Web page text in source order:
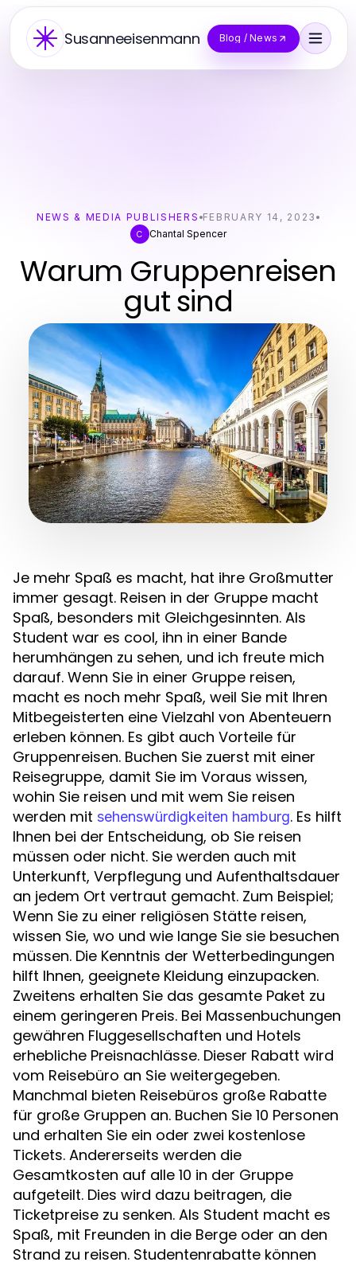
Susanneeisenmann Blog / News
NEWS & MEDIA PUBLISHERS FEBRUARY 14, 2023
C Chantal Spencer
Warum Gruppenreisen
gut sind
Je mehr Spaß es macht, hat ihre Großmutter
immer gesagt. Reisen in der Gruppe macht
Spaß, besonders mit Gleichgesinnten. Als
Student war es cool, ihn in einer Bande
herumhängen zu sehen, und ich freute mich
darauf. Wenn Sie in einer Gruppe reisen,
macht es noch mehr Spaß, weil Sie mit Ihren
Mitbegeisterten eine Vielzahl von Abenteuern
erleben können. Es gibt auch Vorteile für
Gruppenreisen. Buchen Sie zuerst mit einer
Reisegruppe, damit Sie im Voraus wissen,
wohin Sie reisen und mit wem Sie reisen
werden mit sehenswürdigkeiten hamburg. Es hilft
Ihnen bei der Entscheidung, ob Sie reisen
müssen oder nicht. Sie werden auch mit
Unterkunft, Verpflegung und Aufenthaltsdauer
an jedem Ort vertraut gemacht. Zum Beispiel;
Wenn Sie zu einer religiösen Stätte reisen,
wissen Sie, wo und wie lange Sie sie besuchen
müssen. Die Kenntnis der Wetterbedingungen
hilft Ihnen, geeignete Kleidung einzupacken.
Zweitens erhalten Sie das gesamte Paket zu
einem geringeren Preis. Bei Massenbuchungen
gewähren Fluggesellschaften und Hotels
erhebliche Preisnachlässe. Dieser Rabatt wird
vom Reisebüro an Sie weitergegeben.
Manchmal bieten Reisebüros große Rabatte
für große Gruppen an. Buchen Sie 10 Personen
und erhalten Sie ein oder zwei kostenlose
Tickets. Andererseits werden die
Gesamtkosten auf alle 10 in der Gruppe
aufgeteilt. Dies wird dazu beitragen, die
Ticketpreise zu senken. Als Student macht es
Spaß, mit Freunden in die Berge oder an den
Strand zu reisen. Studentenrabatte können